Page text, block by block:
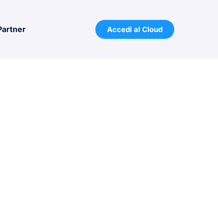
Accedi al Cloud